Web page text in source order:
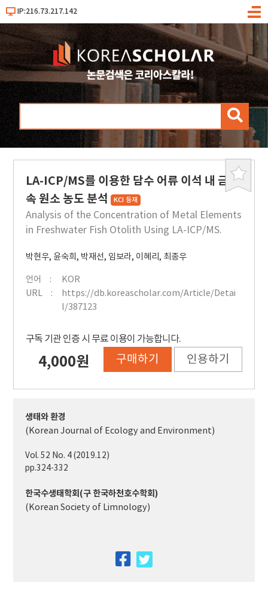
IP:216.73.217.142
메
검
북
LA-ICP/MS를 이용한 담수 어류 이석 내 금
속 원소 농도 분석 KCI 등재
Analysis of the Concentration of Metal Elements
in Freshwater Fish Otolith Using LA-ICP/MS.
박현우, 윤숙희, 박재선, 임보라, 이혜리, 최종우
언어
KOR
URL
https://db.koreascholar.com/Article/Detai
l/387123
구독 기관 인증 시 무료 이용이 가능합니다.
4,000원 구매하기 인용하기
생태와 환경
(Korean Journal of Ecology and Environment)
Vol. 52 No. 4 (2019.12)
pp.324-332
한국수생태학회(구 한국하천호수학회)
(Korean Society of Limnology)
facebook